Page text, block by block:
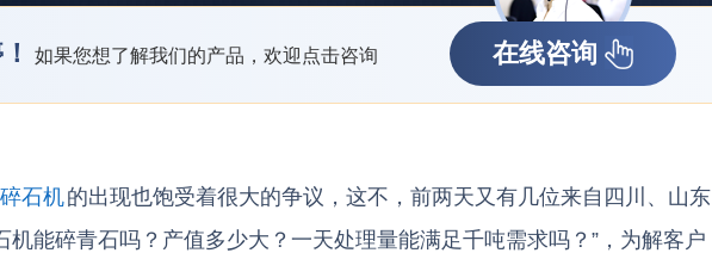
如果您想了解我们的产品，欢迎点击咨询 在线咨询
石机的出现也饱受着很大的争议，这不，前两天又有几位来自四川、山东
机能碎青石吗？产值多少大？一天处理量能满足千吨需求吗？”，为解客户